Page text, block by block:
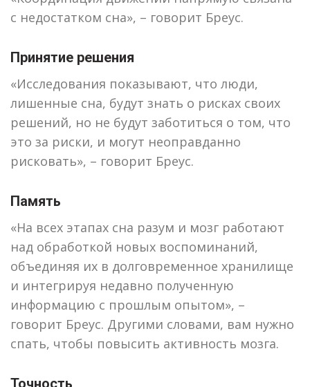
с недостатком сна», – говорит Бреус.
Принятие решения
«Исследования показывают, что люди,
лишенные сна, будут знать о рисках своих
решений, но не будут заботиться о том, что
это за риски, и могут неоправданно
рисковать», – говорит Бреус.
Память
«На всех этапах сна разум и мозг работают
над обработкой новых воспоминаний,
объединяя их в долговременное хранилище
и интегрируя недавно полученную
информацию с прошлым опытом», –
говорит Бреус. Другими словами, вам нужно
спать, чтобы повысить активность мозга.
Точность